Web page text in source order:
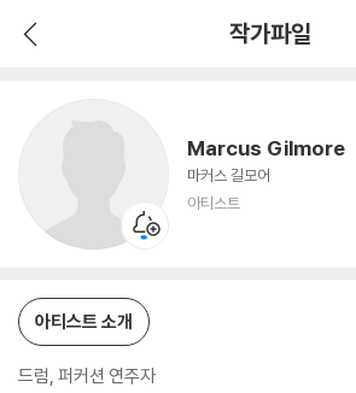
작가파일
Marcus Gilmore
마커스 길모어
아티스트
아티스트 소개
드럼, 퍼커션 연주자